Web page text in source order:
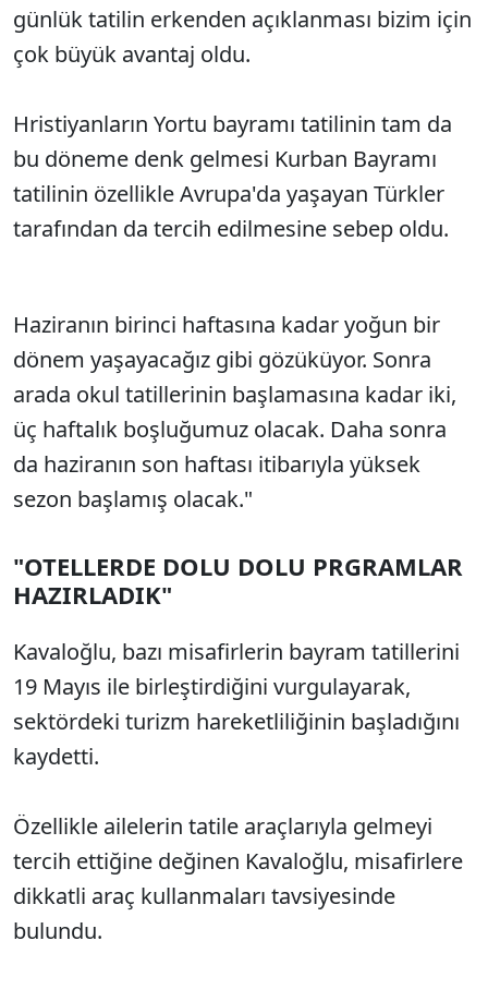
günlük tatilin erkenden açıklanması bizim için
çok büyük avantaj oldu.
Hristiyanların Yortu bayramı tatilinin tam da
bu döneme denk gelmesi Kurban Bayramı
tatilinin özellikle Avrupa'da yaşayan Türkler
tarafından da tercih edilmesine sebep oldu.
Haziranın birinci haftasına kadar yoğun bir
dönem yaşayacağız gibi gözüküyor. Sonra
arada okul tatillerinin başlamasına kadar iki,
üç haftalık boşluğumuz olacak. Daha sonra
da haziranın son haftası itibarıyla yüksek
sezon başlamış olacak."
"OTELLERDE DOLU DOLU PRGRAMLAR
HAZIRLADIK"
Kavaloğlu, bazı misafirlerin bayram tatillerini
19 Mayıs ile birleştirdiğini vurgulayarak,
sektördeki turizm hareketliliğinin başladığını
kaydetti.
Özellikle ailelerin tatile araçlarıyla gelmeyi
tercih ettiğine değinen Kavaloğlu, misafirlere
dikkatli araç kullanmaları tavsiyesinde
bulundu.